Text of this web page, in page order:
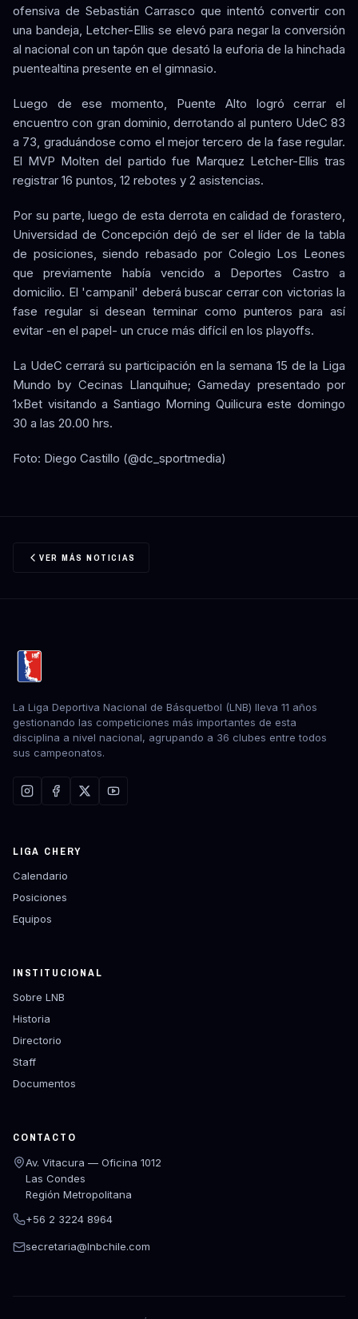
ofensiva de Sebastián Carrasco que intentó convertir con
una bandeja, Letcher-Ellis se elevó para negar la conversión
al nacional con un tapón que desató la euforia de la hinchada
puentealtina presente en el gimnasio.
Luego de ese momento, Puente Alto logró cerrar el
encuentro con gran dominio, derrotando al puntero UdeC 83
a 73, graduándose como el mejor tercero de la fase regular.
El MVP Molten del partido fue Marquez Letcher-Ellis tras
registrar 16 puntos, 12 rebotes y 2 asistencias.
Por su parte, luego de esta derrota en calidad de forastero,
Universidad de Concepción dejó de ser el líder de la tabla
de posiciones, siendo rebasado por Colegio Los Leones
que previamente había vencido a Deportes Castro a
domicilio. El 'campanil' deberá buscar cerrar con victorias la
fase regular si desean terminar como punteros para así
evitar -en el papel- un cruce más difícil en los playoffs.
La UdeC cerrará su participación en la semana 15 de la Liga
Mundo by Cecinas Llanquihue; Gameday presentado por
1xBet visitando a Santiago Morning Quilicura este domingo
30 a las 20.00 hrs.
Foto: Diego Castillo (@dc_sportmedia)
VER MÁS NOTICIAS
La Liga Deportiva Nacional de Básquetbol (LNB) lleva 11 años
gestionando las competiciones más importantes de esta
disciplina a nivel nacional, agrupando a 36 clubes entre todos
sus campeonatos.
LIGA CHERY
Calendario
Posiciones
Equipos
INSTITUCIONAL
Sobre LNB
Historia
Directorio
Staff
Documentos
CONTACTO
Av. Vitacura — Oficina 1012
Las Condes
Región Metropolitana
+56 2 3224 8964
secretaria@lnbchile.com